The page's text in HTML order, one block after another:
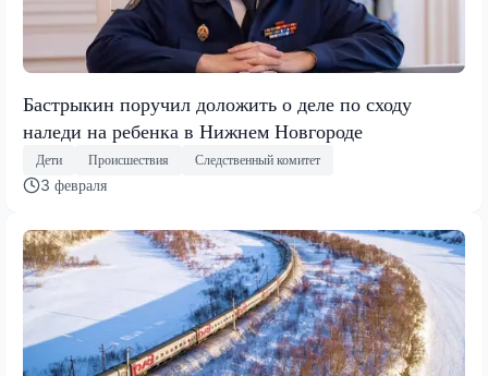
Бастрыкин поручил доложить о деле по сходу
наледи на ребенка в Нижнем Новгороде
Дети Происшествия Следственный комитет
3 февраля